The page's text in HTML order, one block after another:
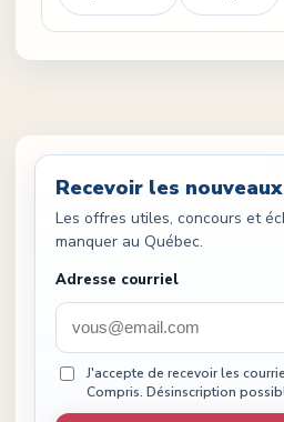
Recevoir les
Les offres utiles, concours et
manquer au Québec.
Adresse courriel
J'accepte de recevoir les
Compris. Désinscription